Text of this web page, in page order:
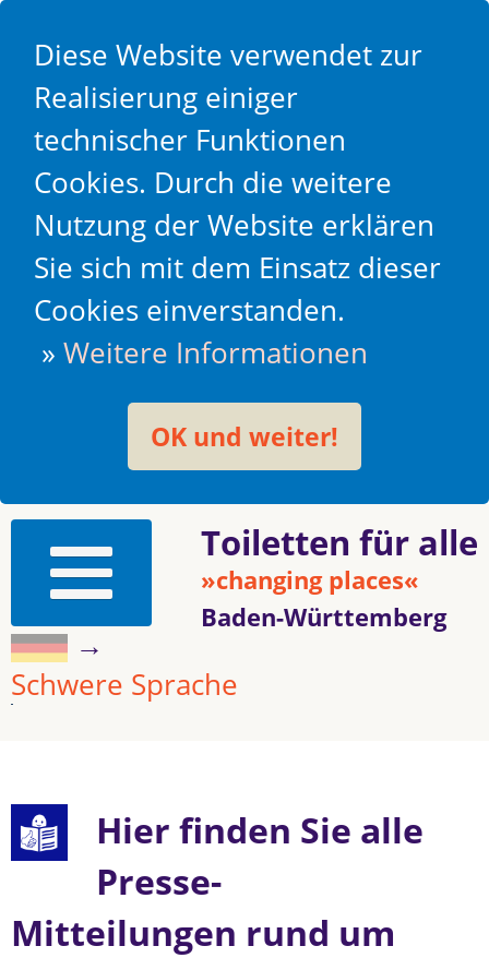
Diese Website verwendet zur
Realisierung einiger
technischer Funktionen
Cookies. Durch die weitere
Nutzung der Website erklären
Sie sich mit dem Einsatz dieser
Cookies einverstanden.
»Weitere Informationen
OK und weiter!
Toiletten für alle
»changing places«
Baden-Württemberg
→
Schwere Sprache
Hier finden Sie alle
Presse-
Mitteilungen rund um